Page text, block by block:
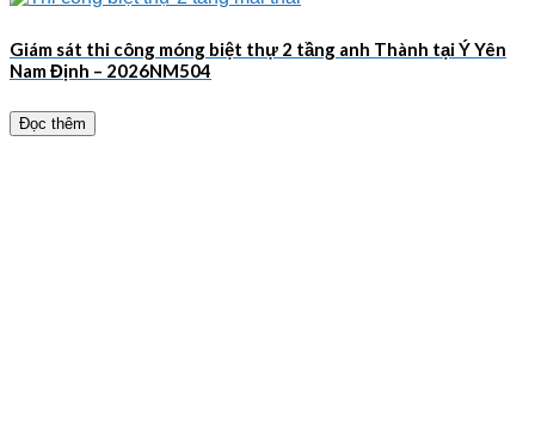
Giám sát thi công móng biệt thự 2 tầng anh Thành tại Ý Yên
Nam Định – 2026NM504
Đọc thêm